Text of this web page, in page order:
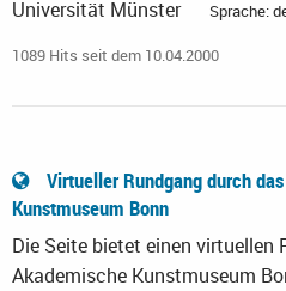
Universität Münster
Sprache:
1089 Hits seit dem 10.04.2000
Virtueller Rundgang durch
Kunstmuseum Bonn
Die Seite bietet einen virtuellen
Akademische Kunstmuseum